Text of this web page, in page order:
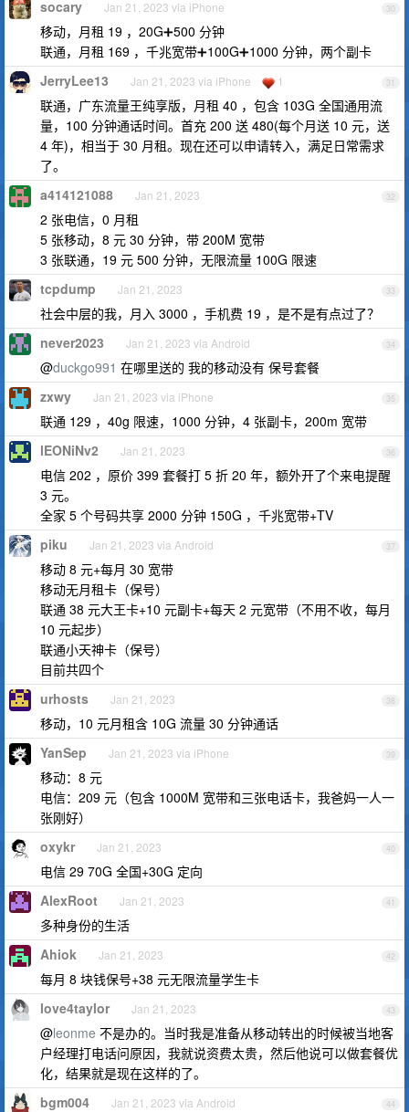
30
socary Jan 21, 2023 via iPhone
移动，月租 19 ，20G➕500 分钟
联通，月租 169 ，千兆宽带➕100G➕1000 分钟，两个副卡
31
JerryLee13 Jan 21, 2023 via iPhone 1
联通，广东流量王纯享版，月租 40 ，包含 103G 全国通用流
量，100 分钟通话时间。首充 200 送 480(每个月送 10 元，送
4 年)，相当于 30 月租。现在还可以申请转入，满足日常需求
了。
32
a414121088 Jan 21, 2023
2 张电信，0 月租
5 张移动，8 元 30 分钟，带 200M 宽带
3 张联通，19 元 500 分钟，无限流量 100G 限速
33
tcpdump Jan 21, 2023
社会中层的我，月入 3000 ，手机费 19 ，是不是有点过了？
34
never2023 Jan 21, 2023 via Android
@duckgo991 在哪里送的 我的移动没有 保号套餐
35
zxwy Jan 21, 2023 via iPhone
联通 129 ，40g 限速，1000 分钟，4 张副卡，200m 宽带
36
lEONiNv2 Jan 21, 2023
电信 202 ，原价 399 套餐打 5 折 20 年，额外开了个来电提醒
3 元。
全家 5 个号码共享 2000 分钟 150G ，千兆宽带+TV
37
piku Jan 21, 2023 via Android
移动 8 元+每月 30 宽带
移动无月租卡（保号）
联通 38 元大王卡+10 元副卡+每天 2 元宽带（不用不收，每月
10 元起步）
联通小天神卡（保号）
目前共四个
38
urhosts Jan 21, 2023
移动，10 元月租含 10G 流量 30 分钟通话
39
YanSep Jan 21, 2023 via iPhone
移动：8 元
电信：209 元（包含 1000M 宽带和三张电话卡，我爸妈一人一
张刚好）
40
oxykr Jan 21, 2023
电信 29 70G 全国+30G 定向
41
AlexRoot Jan 21, 2023
多种身份的生活
42
Ahiok Jan 21, 2023
每月 8 块钱保号+38 元无限流量学生卡
43
love4taylor Jan 21, 2023
@leonme 不是办的。当时我是准备从移动转出的时候被当地客
户经理打电话问原因，我就说资费太贵，然后他说可以做套餐优
化，结果就是现在这样的了。
44
bgm004 Jan 21, 2023 via Android